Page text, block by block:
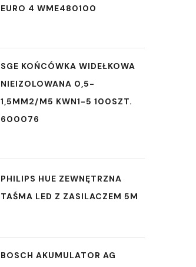
EURO 4 WME480100
SGE KOŃCÓWKA WIDEŁKOWA
NIEIZOLOWANA 0,5-
1,5MM2/M5 KWN1-5 100SZT.
600076
PHILIPS HUE ZEWNĘTRZNA
TAŚMA LED Z ZASILACZEM 5M
BOSCH AKUMULATOR AG